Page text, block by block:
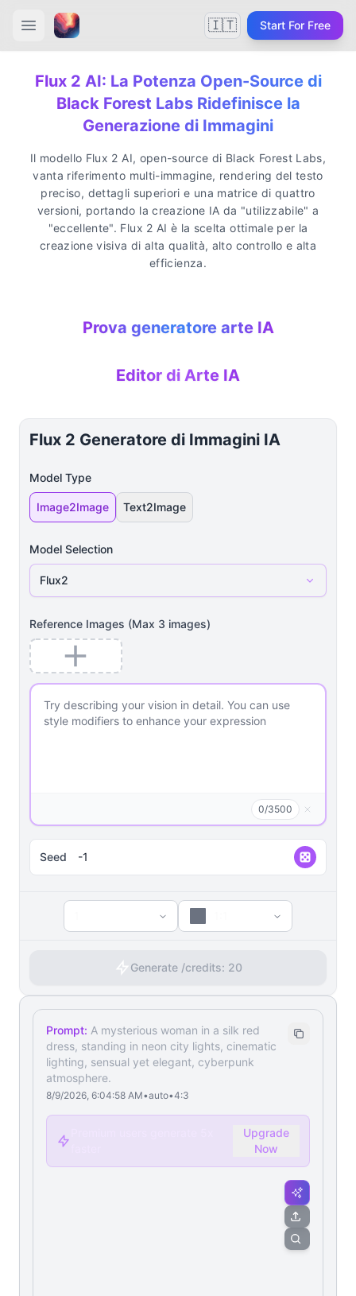
🇮🇹 Start For Free
Flux 2 AI: La Potenza Open-Source di
Black Forest Labs Ridefinisce la
Generazione di Immagini
Il modello Flux 2 AI, open-source di Black Forest Labs,
vanta riferimento multi-immagine, rendering del testo
preciso, dettagli superiori e una matrice di quattro
versioni, portando la creazione IA da "utilizzabile" a
"eccellente". Flux 2 AI è la scelta ottimale per la
creazione visiva di alta qualità, alto controllo e alta
efficienza.
Prova generatore arte IA
Editor di Arte IA
Flux 2 Generatore di Immagini IA
Model Type
Image2Image Text2Image
Model Selection
Flux2
Reference Images (Max 3 images)
0/3500
Seed
Generate /credits: 20
Prompt: A mysterious woman in a silk red
dress, standing in neon city lights, cinematic
lighting, sensual yet elegant, cyberpunk
atmosphere.
8/9/2026, 6:04:58 AM•auto•4:3
Upgrade
Now